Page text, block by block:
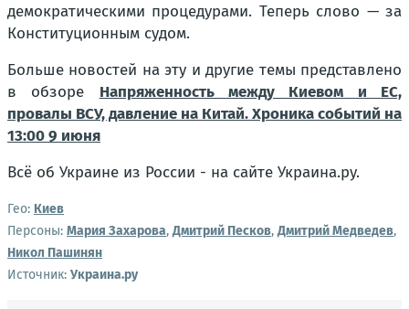
демократическими процедурами. Теперь слово — за
Конституционным судом.
Больше новостей на эту и другие темы представлено
в обзоре Напряженность между Киевом и ЕС,
провалы ВСУ, давление на Китай. Хроника событий на
13:00 9 июня
Всё об Украине из России - на сайте Украина.ру.
Гео: Киев
Персоны: Мария Захарова,Дмитрий Песков,Дмитрий Медведев,
Никол Пашинян
Источник: Украина.ру